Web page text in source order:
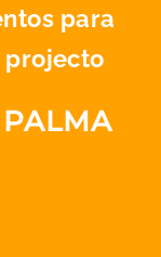
para
projecto